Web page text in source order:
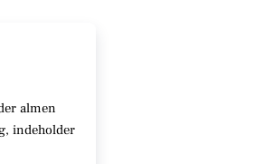
almen
indeholder